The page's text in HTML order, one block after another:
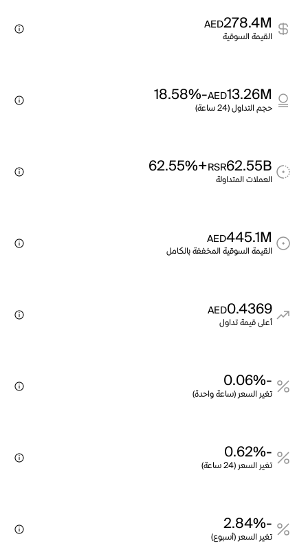
278.4M
AED
القيمة السوقية
13.26M
AED
-18.58%
حجم التداول (24 ساعة)
62.55B
RSR
+62.55%
العملات المتداولة
445.1M
AED
القيمة السوقية المخففة بالكامل
0.4369
AED
أعلى قيمة تداول
-0.06%
تغير السعر (ساعة واحدة)
-0.62%
تغير السعر (24 ساعة)
-2.84%
تغير السعر (أسبوع)